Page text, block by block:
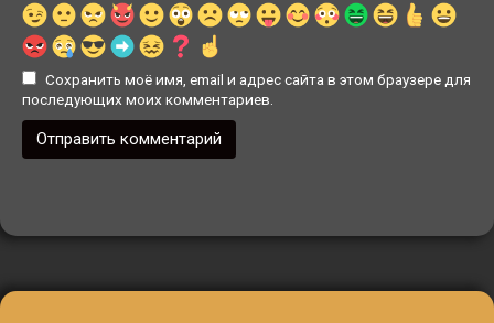
Сохранить моё имя, email и адрес сайта в этом браузере для
последующих моих комментариев.